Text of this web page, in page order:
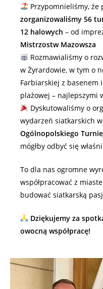
Przypomnieliśmy, że
zorganizowaliśmy 56
12 halowych – od
Mistrzostw Mazowsza
Rozmawialiśmy o
w Żyrardowie, w tym o
Farbiarskiej z basenem
plażowej – najlepszymi
Dyskutowaliśmy o
wydarzeń siatkarskich
Ogólnopolskiego
mógłby odbyć się
To dla nas ogromne
współpracować z
budować siatkarską
Dziękujemy za
owocną współpracę!